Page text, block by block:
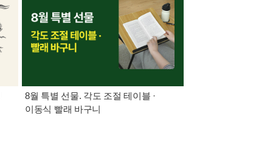
8월 특별 선물. 각도 조절 테이블 ·
이동식 빨래 바구니